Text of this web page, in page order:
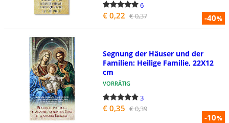
-40%
6
€ 0,22 € 0,37
-10%
Segnung der Häuser und der
Familien: Heilige Familie, 22X12
cm
VORRÄTIG
3
€ 0,35 € 0,39